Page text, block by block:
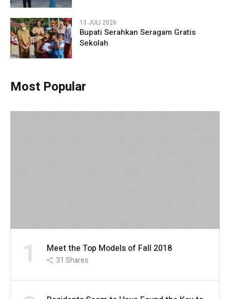
13 JULI 2026
Bupati Serahkan Seragam Gratis
Sekolah
Most Popular
1 Meet the Top Models of Fall 2018
31 Shares